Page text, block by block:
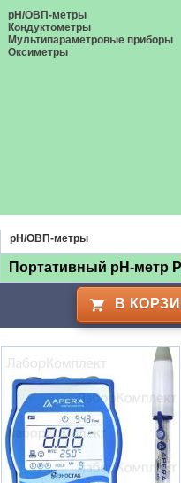
рН/ОВП-метры
Кондуктометры
Мультипараметровые приборы
Оксиметры
рН/ОВП-метры
Портативный pH-метр
В